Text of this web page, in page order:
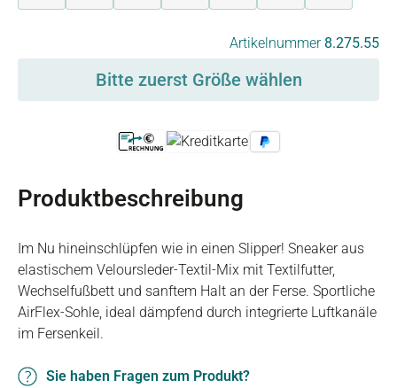
Artikelnummer 8.275.55
Bitte zuerst Größe wählen
Produktbeschreibung
Im Nu hineinschlüpfen wie in einen Slipper! Sneaker aus
elastischem Veloursleder-Textil-Mix mit Textilfutter,
Wechselfußbett und sanftem Halt an der Ferse. Sportliche
AirFlex-Sohle, ideal dämpfend durch integrierte Luftkanäle
im Fersenkeil.
Sie haben Fragen zum Produkt?